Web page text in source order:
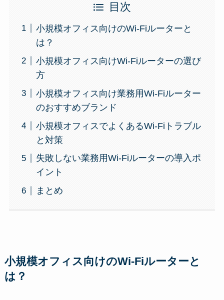
目次
小規模オフィス向けのWi-Fiルーターと
は？
小​​規模オフィス向けWi-Fiルーターの選び
方
小規模オフィス向け業務用Wi-Fiルーター
のおすすめブランド
小規模オフィスでよくあるWi-Fiトラブル
と対策
失敗しない業務用Wi-Fiルーターの導入ポ
イント
まとめ
小規模オフィス向けのWi-Fiルーターと
は？